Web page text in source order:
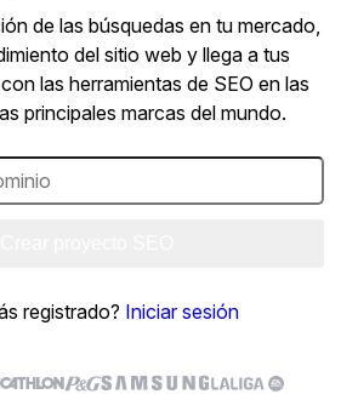
de las búsquedas en tu mercado,
del sitio web y llega a tus
las herramientas de SEO en las
principales marcas del mundo.
registrado? Iniciar sesión